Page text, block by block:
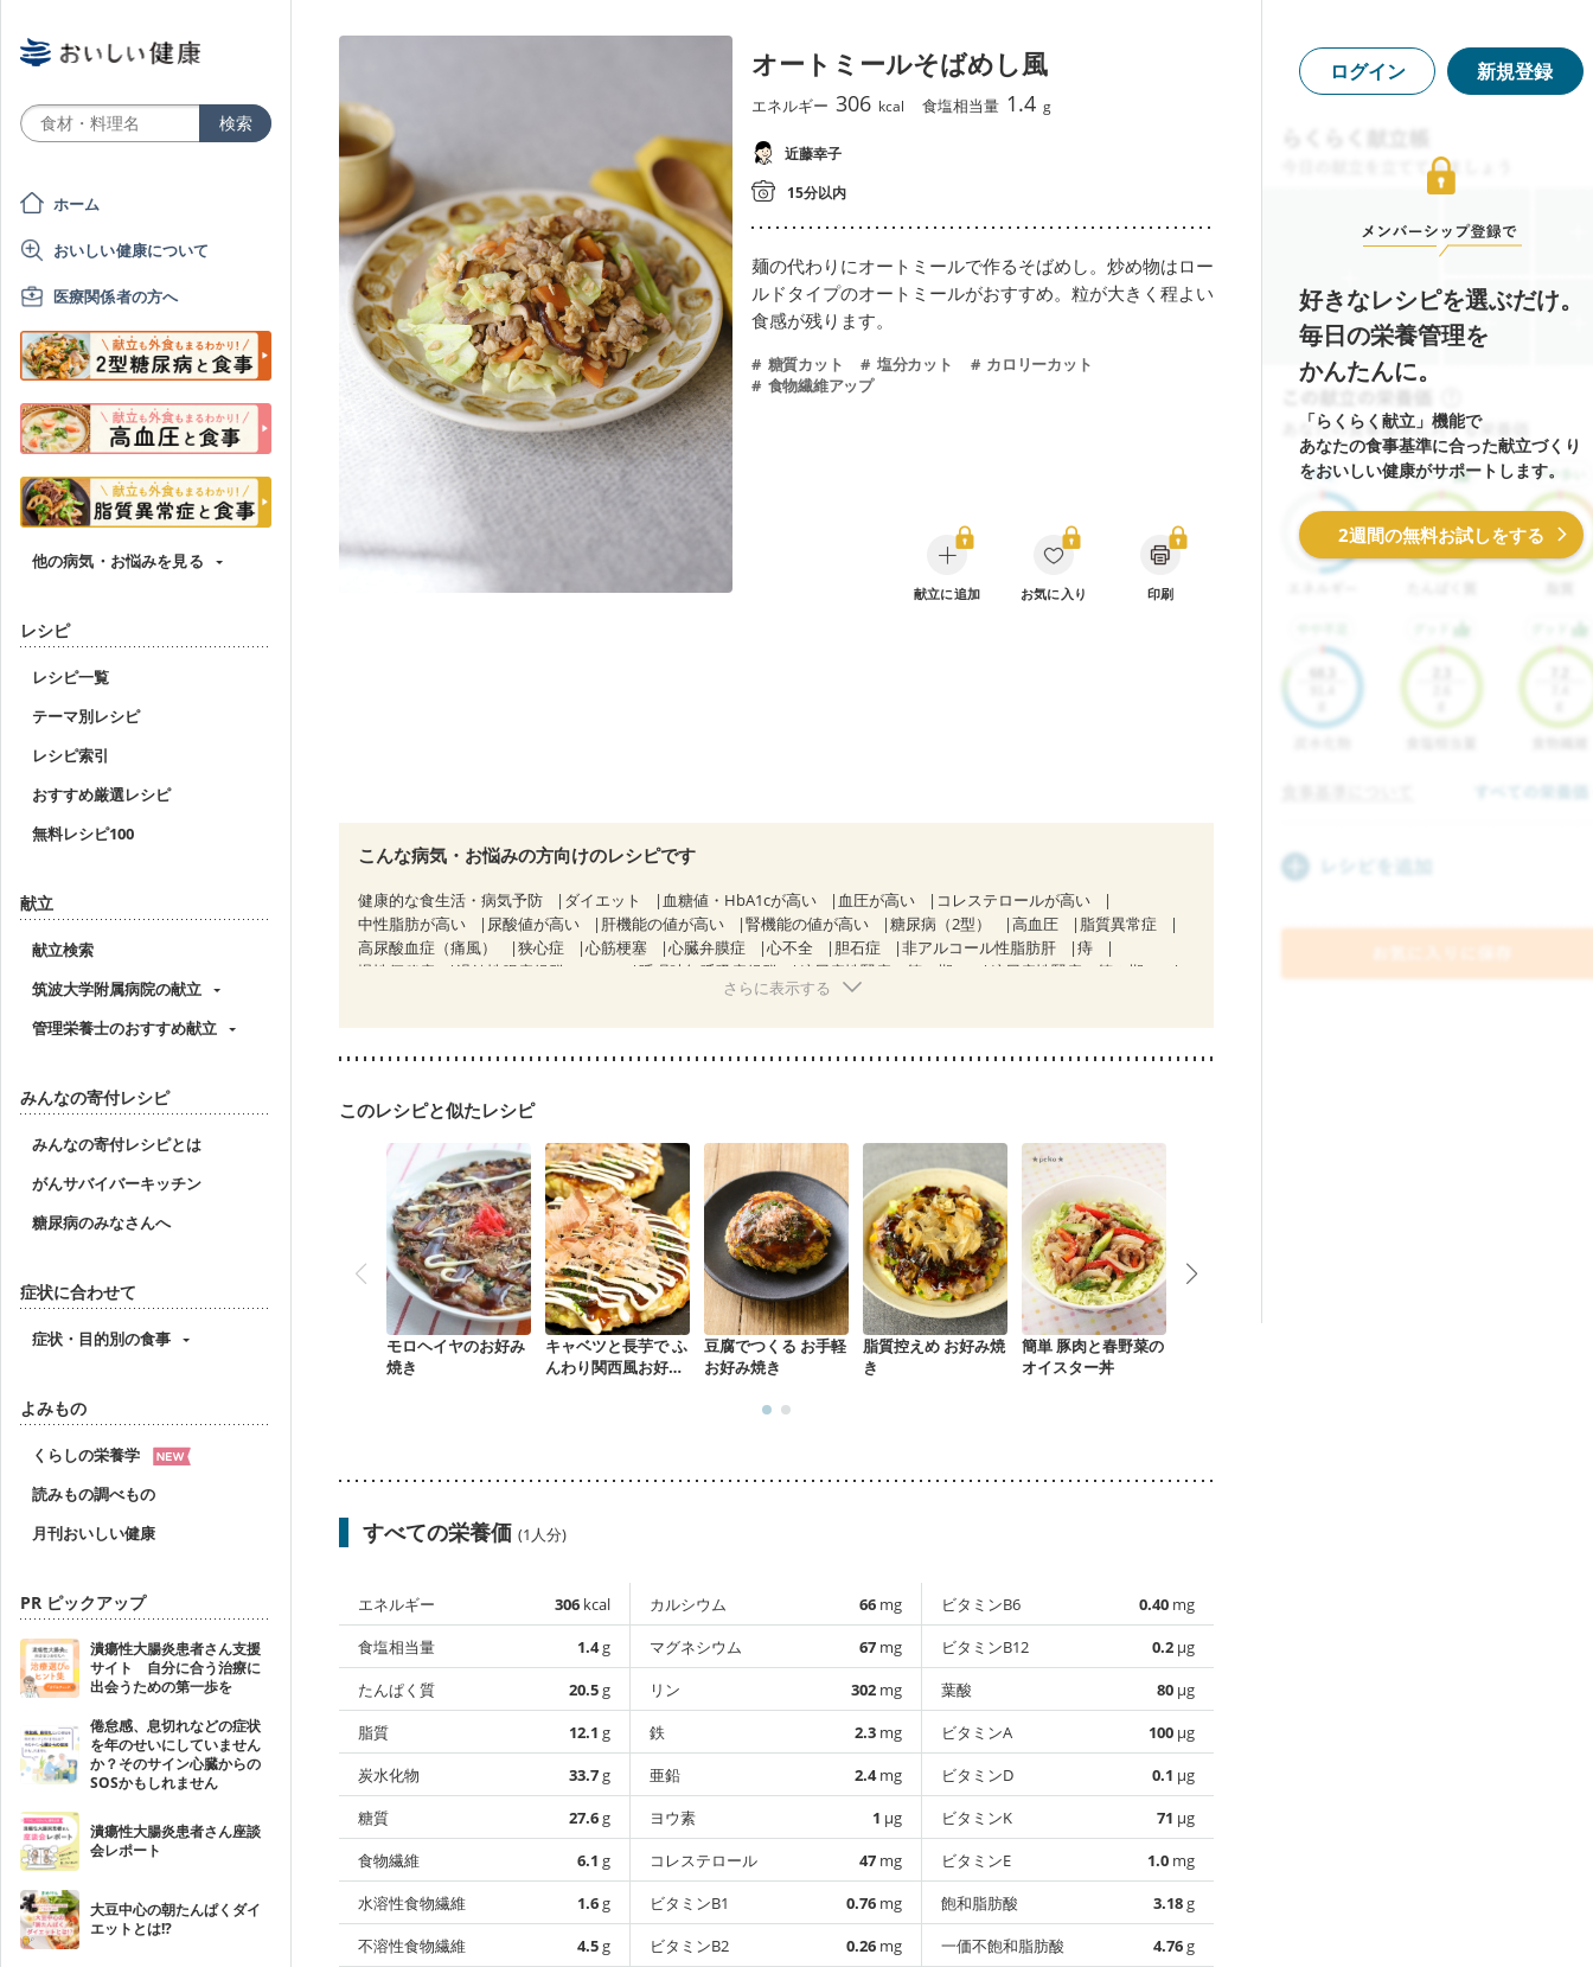
ホーム
おいしい健康について
医療関係者の方へ
他の病気・お悩みを見る
レシピ
レシピ一覧
テーマ別レシピ
レシピ索引
おすすめ厳選レシピ
無料レシピ100
献立
献立検索
筑波大学附属病院の献立
管理栄養士のおすすめ献立
みんなの寄付レシピ
みんなの寄付レシピとは
がんサバイバーキッチン
糖尿病のみなさんへ
症状に合わせて
症状・目的別の食事
よみもの
くらしの栄養学
読みもの調べもの
月刊おいしい健康
PR ピックアップ
潰瘍性大腸炎患者さん支援
サイト 自分に合う治療に
出会うための第一歩を
倦怠感、息切れなどの症状
を年のせいにしていません
か？そのサイン心臓からの
SOSかもしれません
潰瘍性大腸炎患者さん座談
会レポート
大豆中心の朝たんぱくダイ
エットとは!?
オートミールそばめし風
エネルギー 306 kcal 食塩相当量 1.4 g
近藤幸子
15分以内
麺の代わりにオートミールで作るそばめし。炒め物はロー
ルドタイプのオートミールがおすすめ。粒が大きく程よい
食感が残ります。
糖質カット 塩分カット
カロリーカット
食物繊維アップ
献立に追加 お気に入り 印刷
こんな病気・お悩みの方向けのレシピです
健康的な食生活・病気予防 ダイエット 血糖値・HbA1cが高い 血圧が高い
コレステロールが高い
中性脂肪が高い
尿酸値が高い 肝機能の値が高い 腎機能の値が高い 糖尿病（2型） 高血圧
脂質異常症
高尿酸血症（痛風）
狭心症 心筋梗塞 心臓弁膜症 心不全 胆石症 非アルコール性脂肪肝
痔
慢性便秘症
過敏性腸症候群（IBS） 睡眠時無呼吸症候群 糖尿病性腎症（第１期）
糖尿病性腎症（第２期）
CKD（ステージ２）
妊婦健診・血糖値が気になる（初期）
妊娠高血圧(中期) 妊娠糖尿病(初期) 産後（母乳）
産後（混合栄養）
貧血対策
ニキビ・肌荒れ
さらに表示する
このレシピと似たレシピ
モロヘイヤのお好み
焼き
キャベツと長芋で ふ
んわり関西風お好み
豆腐でつくる お手軽
お好み焼き
脂質控えめ お好み焼
き
簡単 豚肉と春野菜の
オイスター丼
すべての栄養価 (1人分)
エネルギー 306 kcal
食塩相当量
1.4g
たんぱく質
20.5g
脂質
12.1 g
炭水化物
33.7g
糖質
27.6g
食物繊維
6.1 g
水溶性食物繊維
1.6g
不溶性食物繊維
4.5g
カルシウム 66 mg
マグネシウム
67 mg
リン
302 mg
鉄
2.3 mg
亜鉛
2.4mg
ヨウ素
1 µg
コレステロール
47 mg
ビタミンB1
0.76 mg
ビタミンB2
0.26 mg
ビタミンB6 0.40 mg
ビタミンB12
0.2 µg
葉酸
80 µg
ビタミンA
100 µg
ビタミンD
0.1 µg
ビタミンK
71 µg
ビタミンE
1.0 mg
飽和脂肪酸
3.18g
一価不飽和脂肪酸
4.76g
ログイン 新規登録
好きなレシピを選ぶだけ。
毎日の栄養管理を
かんたんに。
「らくらく献立」機能で
あなたの食事基準に合った献立づくり
をおいしい健康がサポートします。
2週間の無料お試しをする